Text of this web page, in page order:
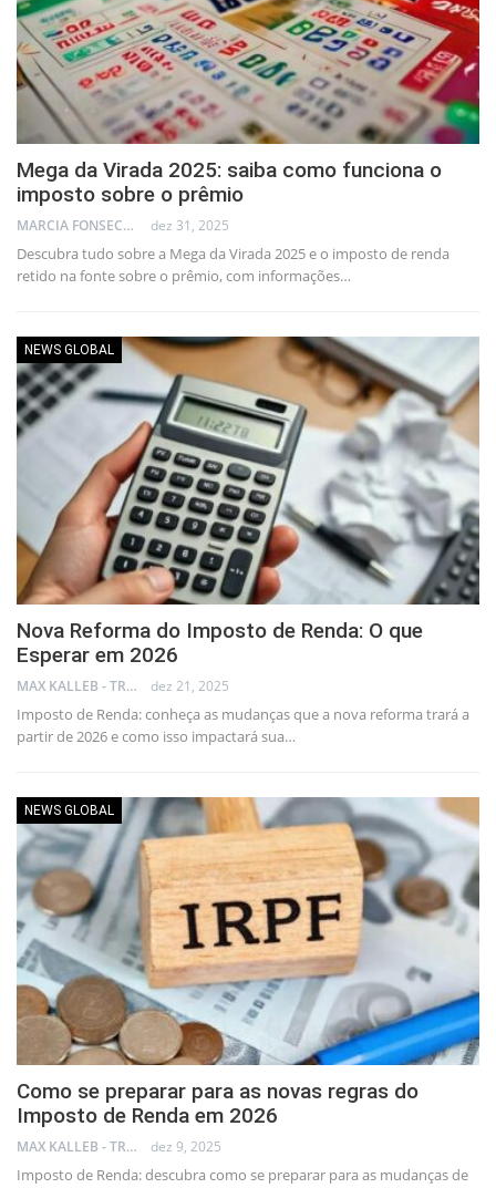
Mega da Virada 2025: saiba como funciona o
imposto sobre o prêmio
MARCIA FONSECA - FINANCIAL CONSULTANT dez 31, 2025
Descubra tudo sobre a Mega da Virada 2025 e o imposto de renda
retido na fonte sobre o prêmio, com informações…
NEWS GLOBAL
Nova Reforma do Imposto de Renda: O que
Esperar em 2026
MAX KALLEB - TRADER dez 21, 2025
Imposto de Renda: conheça as mudanças que a nova reforma trará a
partir de 2026 e como isso impactará sua…
NEWS GLOBAL
Como se preparar para as novas regras do
Imposto de Renda em 2026
MAX KALLEB - TRADER dez 9, 2025
Imposto de Renda: descubra como se preparar para as mudanças de